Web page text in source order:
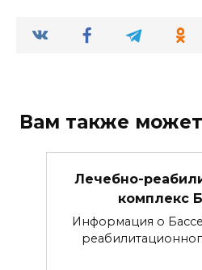
Вам также
Лечебно-
комплекс
Информация о